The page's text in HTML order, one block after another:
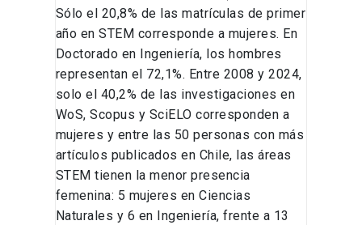
Sólo el 20,8% de las matrículas de primer
año en STEM corresponde a mujeres. En
Doctorado en Ingeniería, los hombres
representan el 72,1%. Entre 2008 y 2024,
solo el 40,2% de las investigaciones en
WoS, Scopus y SciELO corresponden a
mujeres y entre las 50 personas con más
artículos publicados en Chile, las áreas
STEM tienen la menor presencia
femenina: 5 mujeres en Ciencias
Naturales y 6 en Ingeniería, frente a 13